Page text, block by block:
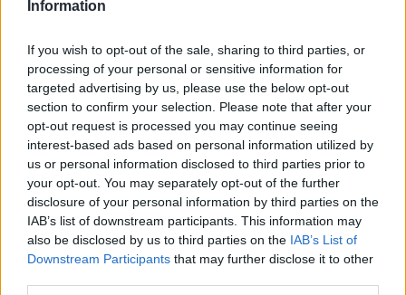
Information
If you wish to opt-out of the sale, sharing to third parties, or
processing of your personal or sensitive information for
targeted advertising by us, please use the below opt-out
section to confirm your selection. Please note that after your
opt-out request is processed you may continue seeing
interest-based ads based on personal information utilized by
us or personal information disclosed to third parties prior to
your opt-out. You may separately opt-out of the further
disclosure of your personal information by third parties on the
IAB’s list of downstream participants. This information may
also be disclosed by us to third parties on the IAB’s List of
Downstream Participants that may further disclose it to other
Regione: Veneto